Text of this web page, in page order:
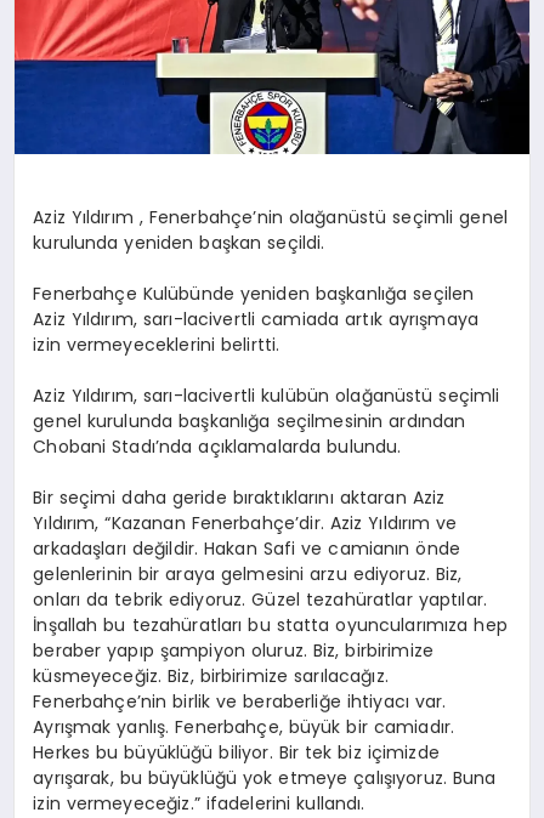
Aziz Yıldırım , Fenerbahçe’nin olağanüstü seçimli genel
kurulunda yeniden başkan seçildi.
Fenerbahçe Kulübünde yeniden başkanlığa seçilen
Aziz Yıldırım, sarı-lacivertli camiada artık ayrışmaya
izin vermeyeceklerini belirtti.
Aziz Yıldırım, sarı-lacivertli kulübün olağanüstü seçimli
genel kurulunda başkanlığa seçilmesinin ardından
Chobani Stadı’nda açıklamalarda bulundu.
Bir seçimi daha geride bıraktıklarını aktaran Aziz
Yıldırım, “Kazanan Fenerbahçe’dir. Aziz Yıldırım ve
arkadaşları değildir. Hakan Safi ve camianın önde
gelenlerinin bir araya gelmesini arzu ediyoruz. Biz,
onları da tebrik ediyoruz. Güzel tezahüratlar yaptılar.
İnşallah bu tezahüratları bu statta oyuncularımıza hep
beraber yapıp şampiyon oluruz. Biz, birbirimize
küsmeyeceğiz. Biz, birbirimize sarılacağız.
Fenerbahçe’nin birlik ve beraberliğe ihtiyacı var.
Ayrışmak yanlış. Fenerbahçe, büyük bir camiadır.
Herkes bu büyüklüğü biliyor. Bir tek biz içimizde
ayrışarak, bu büyüklüğü yok etmeye çalışıyoruz. Buna
izin vermeyeceğiz.” ifadelerini kullandı.